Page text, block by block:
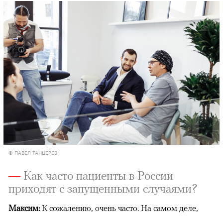
© ПАВЕЛ ТАНЦЕРЕВ
—Как часто пациенты в России
приходят с запущенными случаями?
Максим: К сожалению, очень часто. На самом деле,